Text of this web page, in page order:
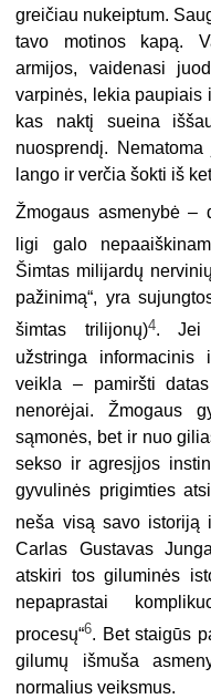
greičiau nukeiptum.
tavo motinos kapą.
armijos, vaidenasi
varpinės, lekia paupiais
kas naktį sueina
nuosprendį.
lango ir verčia šokti iš
Žmogaus asmenybė –
ligi galo
Šimtas milijardų
pažinimą“, yra
šimtas trilijonų)4. Jei
užstringa informacinis
veikla – pamiršti
nenorėjai. Žmogaus
sąmonės, bet ir nuo
sekso ir agresįjos
gyvulinės prigimties
neša visą savo istoriją
Carlas Gustavas
atskiri tos giluminės
nepaprastai
procesų“6. Bet staigūs
gilumų išmuša
normalius veiksmus.